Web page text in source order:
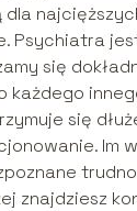
Psychiatra
się
każdego
się
Im
znajdziesz